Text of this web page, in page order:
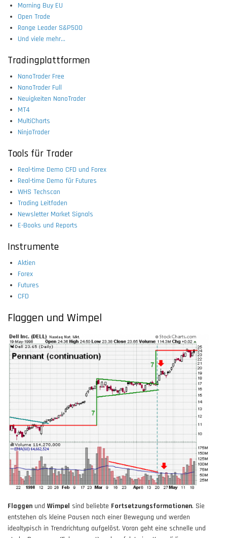
Morning Buy EU
Open Trade
Range Leader S&P500
Und viele mehr...
Tradingplattformen
NanoTrader Free
NanoTrader Full
Neuigkeiten NanoTrader
MT4
MultiCharts
NinjaTrader
Tools für Trader
Real-time Demo CFD und Forex
Real-time Demo für Futures
WHS Techscan
Trading Leitfaden
Newsletter Market Signals
E-Books und Reports
Instrumente
Aktien
Forex
Futures
CFD
Flaggen und Wimpel
Flaggen und Wimpel sind beliebte Fortsetzungsformationen. Sie
entstehen als kleine Pausen nach einer Bewegung und werden
idealtypisch in Trendrichtung aufgelöst. Voran geht eine schnelle und